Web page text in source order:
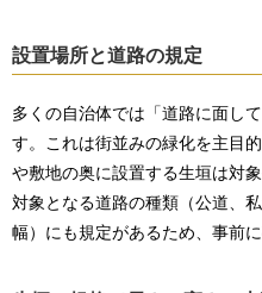
設置場所と道路の規定
多くの自治体では「道路に面し
す。これは街並みの緑化を主目
や敷地の奥に設置する生垣は対
対象となる道路の種類（公道、
幅）にも規定があるため、事前